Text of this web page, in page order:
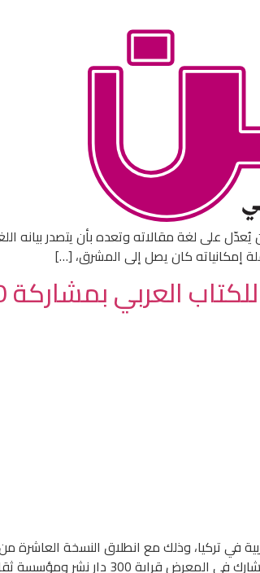
على لغة مقالاته وتعده بأن يتصدر
إمكانياته كان يصل إلى المشرق، […]
بمشاركة 300 جهة من 20 دولة
في تركيا، وذلك مع انطلاق النسخة العاشرة